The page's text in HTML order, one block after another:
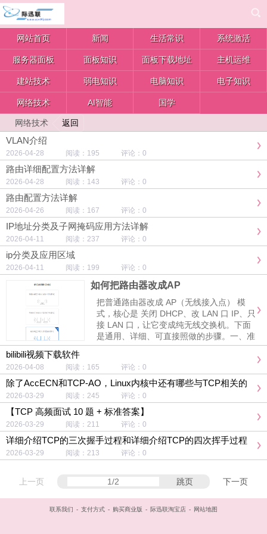
网站首页 新闻 生活常识 系统激活
服务器面板 面板知识 面板下载地址 主机运维
建站技术 弱电知识 电脑知识 电子知识
网络技术 AI智能 国学
返回
网络技术
VLAN介绍
2026-04-28 阅读：195 评论：0
路由详细配置方法详解
2026-04-28 阅读：143 评论：0
路由配置方法详解
2026-04-26 阅读：167 评论：0
IP地址分类及子网掩码应用方法详解
2026-04-11 阅读：237 评论：0
ip分类及应用区域
2026-04-11 阅读：199 评论：0
如何把路由器改成AP
把普通路由器改成 AP（无线接入点） 模
式，核心是 关闭 DHCP、改 LAN 口 IP、只
接 LAN 口，让它变成纯无线交换机。下面
是通用、详细、可直接照做的步骤。一、准
备工作电脑 / 手机连 待改路由器 的 Wi-Fi
部标签：管理 ......
bilibili视频下载软件
2026-04-08 阅读：165 评论：0
除了AccECN和TCP-AO，Linux内核中还有哪些与TCP相关的
技术演进？
2026-03-29 阅读：245 评论：0
【TCP 高频面试 10 题 + 标准答案】
2026-03-29 阅读：211 评论：0
详细介绍TCP的三次握手过程和详细介绍TCP的四次挥手过程
2026-03-29 阅读：213 评论：0
上一页 跳页 下一页
联系我们 - 支付方式 - 购买商业版 - 际迅联淘宝店 - 网站地图